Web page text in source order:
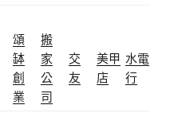
頌
缽
創
業
搬
家
公
司
交
友
美甲
店
水電
行